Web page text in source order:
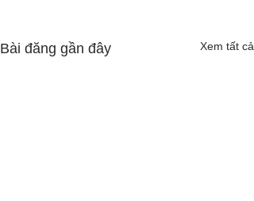
Bài đăng gần đây Xem tất cả